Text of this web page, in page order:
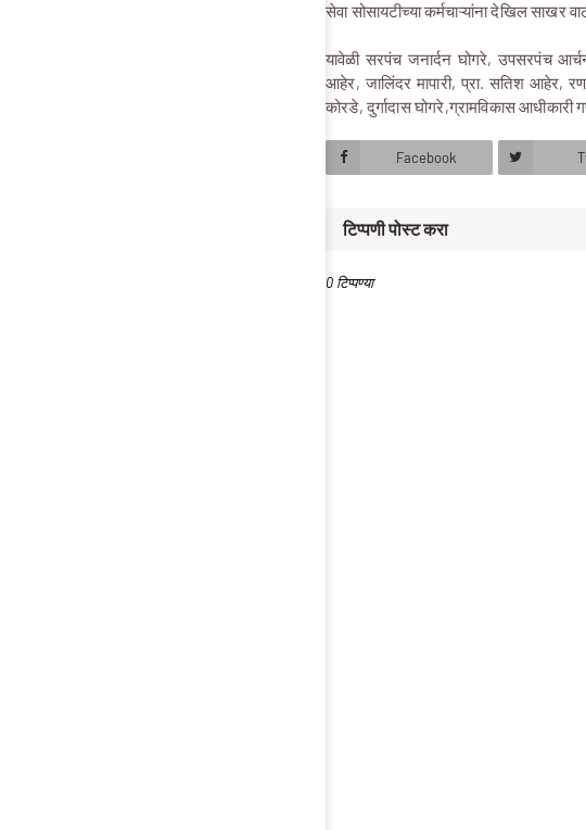
सेवा सोसायटीच्या कर्मचाऱ्यांना देखिल साखर
यावेळी सरपंच जनार्दन घोगरे, उपसरपंच
आहेर, जालिंदर मापारी, प्रा. सतिश
कोरडे, दुर्गादास घोगरे,ग्रामविकास आधीकारी
Facebook
टिप्पणी पोस्ट करा
0 टिप्पण्या